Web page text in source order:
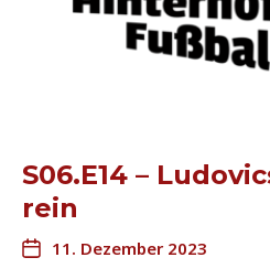
S06.E14 –
rein
11. Dezember 2023